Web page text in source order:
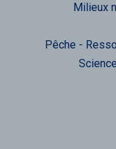
Milieux
Pêche -